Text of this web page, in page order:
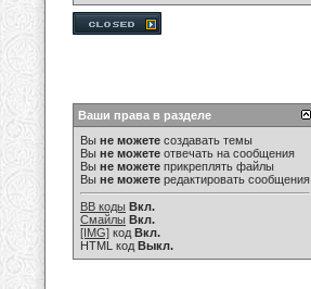
Ваши права в разделе
Вы не можете создавать темы
Вы не можете отвечать на сообщения
Вы не можете прикреплять файлы
Вы не можете редактировать сообщения
BB коды Вкл.
Смайлы Вкл.
[IMG] код Вкл.
HTML код Выкл.